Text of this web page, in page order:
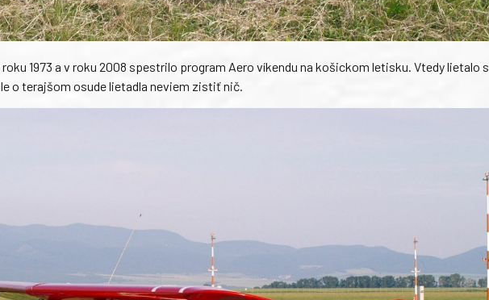
1973 a v roku 2008 spestrilo program Aero víkendu na košickom letisku. Vtedy lietalo s
o terajšom osude lietadla neviem zistiť nič.